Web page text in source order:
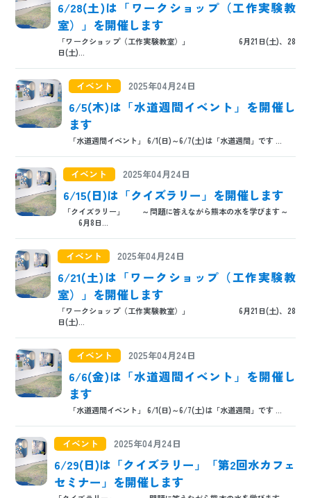
6/28(土)は「ワークショップ（工作実験教
室）」を開催します
「ワークショップ（工作実験教室）」 6月21日(土)、28
日(土)...
イベント 2025年04月24日
6/5(木)は「水道週間イベント」を開催し
ます
「水道週間イベント」 6/1(日)～6/7(土)は「水道週間」です ...
イベント 2025年04月24日
6/15(日)は「クイズラリー」を開催します
「クイズラリー」 ～問題に答えながら熊本の水を学びます～
6月8日...
イベント 2025年04月24日
6/21(土)は「ワークショップ（工作実験教
室）」を開催します
「ワークショップ（工作実験教室）」 6月21日(土)、28
日(土)...
イベント 2025年04月24日
6/6(金)は「水道週間イベント」を開催し
ます
「水道週間イベント」 6/1(日)～6/7(土)は「水道週間」です ...
イベント 2025年04月24日
6/29(日)は「クイズラリー」「第2回水カフェ
セミナー」を開催します